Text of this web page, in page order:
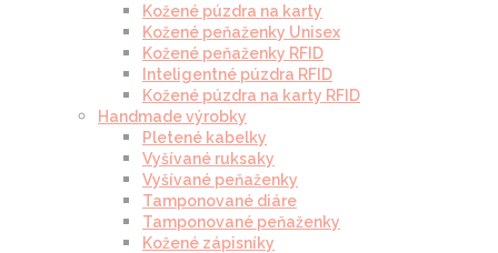
Kožené púzdra na karty
Kožené peňaženky Unisex
Kožené peňaženky RFID
Inteligentné púzdra RFID
Kožené púzdra na karty RFID
Handmade výrobky
Pletené kabelky
Vyšívané ruksaky
Vyšívané peňaženky
Tamponované diáre
Tamponované peňaženky
Kožené zápisníky